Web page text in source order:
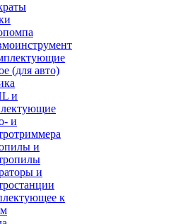
(для авто)
и
и
и
и
к